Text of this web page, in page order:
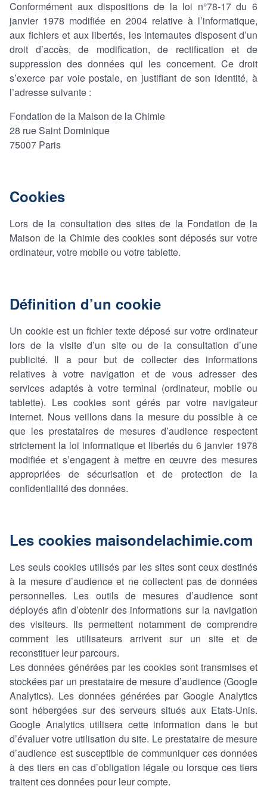
Conformément aux dispositions de la loi n°78-17 du 6
janvier 1978 modifiée en 2004 relative à l’informatique,
aux fichiers et aux libertés, les internautes disposent d’un
droit d’accès, de modification, de rectification et de
suppression des données qui les concernent. Ce droit
s’exerce par voie postale, en justifiant de son identité, à
l’adresse suivante :
Fondation de la Maison de la Chimie
28 rue Saint Dominique
75007 Paris
Cookies
Lors de la consultation des sites de la Fondation de la
Maison de la Chimie des cookies sont déposés sur votre
ordinateur, votre mobile ou votre tablette.
Définition d’un cookie
Un cookie est un fichier texte déposé sur votre ordinateur
lors de la visite d’un site ou de la consultation d’une
publicité. Il a pour but de collecter des informations
relatives à votre navigation et de vous adresser des
services adaptés à votre terminal (ordinateur, mobile ou
tablette). Les cookies sont gérés par votre navigateur
internet. Nous veillons dans la mesure du possible à ce
que les prestataires de mesures d’audience respectent
strictement la loi informatique et libertés du 6 janvier 1978
modifiée et s’engagent à mettre en œuvre des mesures
appropriées de sécurisation et de protection de la
confidentialité des données.
Les cookies maisondelachimie.com
Les seuls cookies utilisés par les sites sont ceux destinés
à la mesure d’audience et ne collectent pas de données
personnelles. Les outils de mesures d’audience sont
déployés afin d’obtenir des informations sur la navigation
des visiteurs. Ils permettent notamment de comprendre
comment les utilisateurs arrivent sur un site et de
reconstituer leur parcours.
Les données générées par les cookies sont transmises et
stockées par un prestataire de mesure d’audience (Google
Analytics). Les données générées par Google Analytics
sont hébergées sur des serveurs situés aux Etats-Unis.
Google Analytics utilisera cette information dans le but
d’évaluer votre utilisation du site. Le prestataire de mesure
d’audience est susceptible de communiquer ces données
à des tiers en cas d’obligation légale ou lorsque ces tiers
traitent ces données pour leur compte.